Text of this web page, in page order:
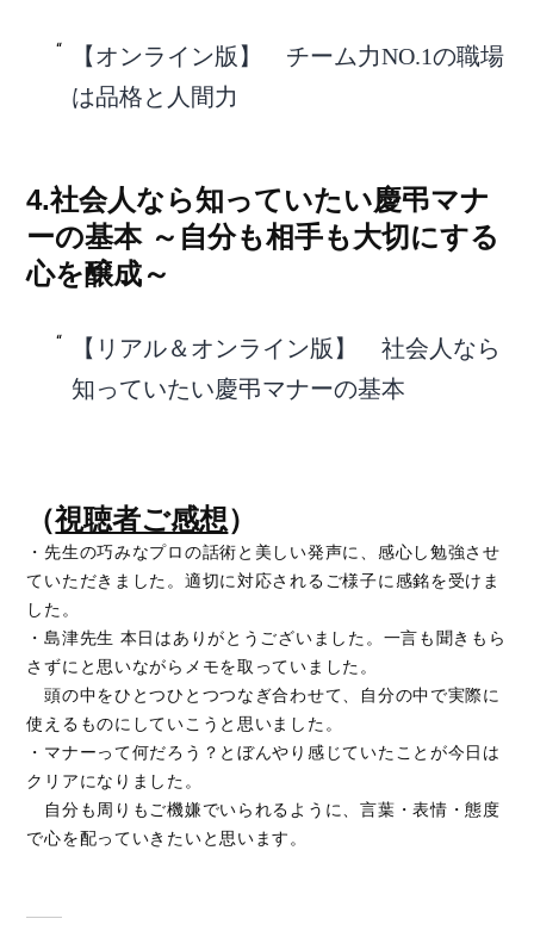
【オンライン版】 チーム力NO.1の職場
は品格と人間力
4.社会人なら知っていたい慶弔マナ
ーの基本 ～自分も相手も大切にする
心を醸成～
【リアル＆オンライン版】 社会人なら
知っていたい慶弔マナーの基本
（視聴者ご感想）
・先生の巧みなプロの話術と美しい発声に、感心し勉強させ
ていただきました。適切に対応されるご様子に感銘を受けま
した。
・島津先生 本日はありがとうございました。一言も聞きもら
さずにと思いながらメモを取っていました。
頭の中をひとつひとつつなぎ合わせて、自分の中で実際に
使えるものにしていこうと思いました。
・マナーって何だろう？とぼんやり感じていたことが今日は
クリアになりました。
自分も周りもご機嫌でいられるように、言葉・表情・態度
で心を配っていきたいと思います。